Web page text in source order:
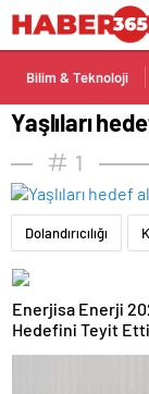
Bilim & Teknoloji
Yaşlıları
1
Dolandırıcılığı
Enerjisa Enerji
Hedefini Teyit Etti